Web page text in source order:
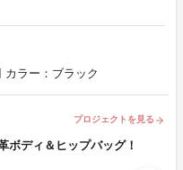
カラー：ブラック
プロジェクトを見る arrow_forward
ボディ＆ヒップバッグ！